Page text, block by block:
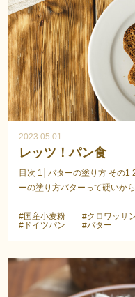
2023.05.01
レッツ！パン食
目次 1│バターの塗り方 その
ーの塗り方バターって硬いか
#国産小麦粉
#クロワッサ
#ドイツパン
#バター